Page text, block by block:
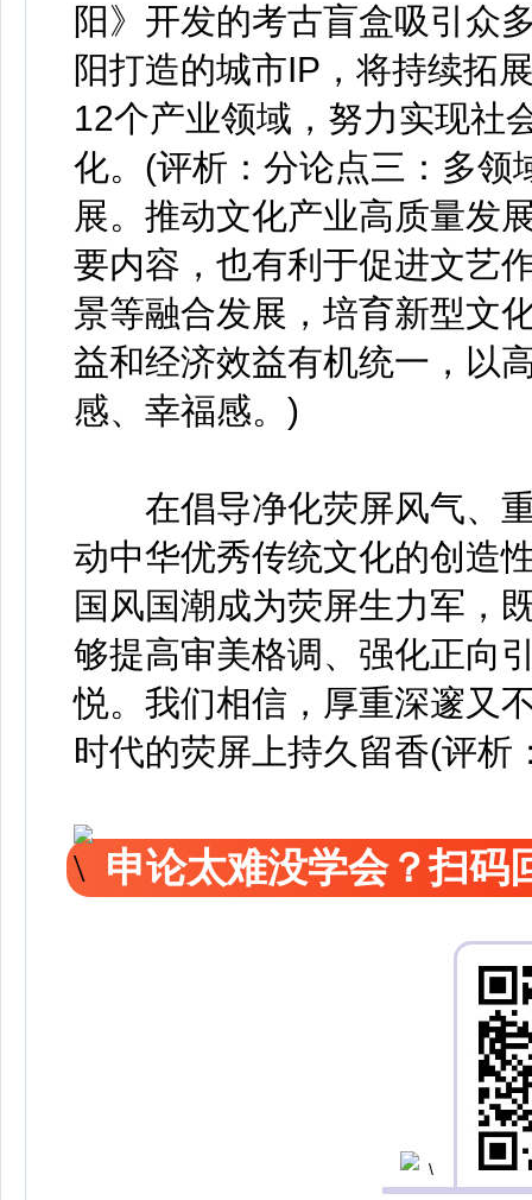
阳》开发的考古盲盒吸引众
阳打造的城市IP，将持续拓
12个产业领域，努力实现社
化。(评析：分论点三：多领
展。推动文化产业高质量发
要内容，也有利于促进文艺
景等融合发展，培育新型文
益和经济效益有机统一，以
感、幸福感。)
在倡导净化荧屏风气、重
动中华优秀传统文化的创造
国风国潮成为荧屏生力军，
够提高审美格调、强化正向
悦。我们相信，厚重深邃又
时代的荧屏上持久留香(评析
申论太难没学会？扫码